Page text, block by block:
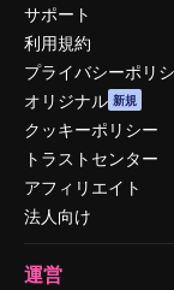
サポート
利用規約
プライバシーポリ
オリジナル 新規
クッキーポリシー
トラストセンター
アフィリエイト
法人向け
運営